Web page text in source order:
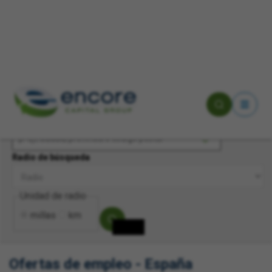
Ubicación
Radio de búsqueda
Unidad de radio
millas
Ofertas de empleo - España